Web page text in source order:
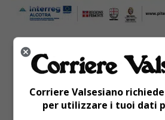
PUBBLICITÀ
Corriere Valsesiano
per utilizzare i tuoi dati